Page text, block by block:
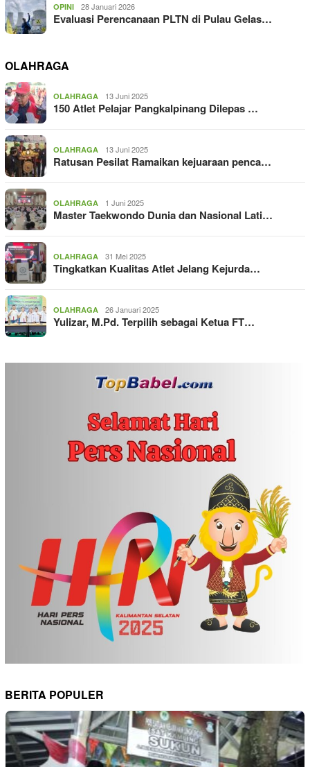
OPINI 28 Januari 2026
Evaluasi Perencanaan PLTN di Pulau Gelas…
OLAHRAGA
OLAHRAGA 13 Juni 2025
150 Atlet Pelajar Pangkalpinang Dilepas …
OLAHRAGA 13 Juni 2025
Ratusan Pesilat Ramaikan kejuaraan penca…
OLAHRAGA 1 Juni 2025
Master Taekwondo Dunia dan Nasional Lati…
OLAHRAGA 31 Mei 2025
Tingkatkan Kualitas Atlet Jelang Kejurda…
OLAHRAGA 26 Januari 2025
Yulizar, M.Pd. Terpilih sebagai Ketua FT…
BERITA POPULER